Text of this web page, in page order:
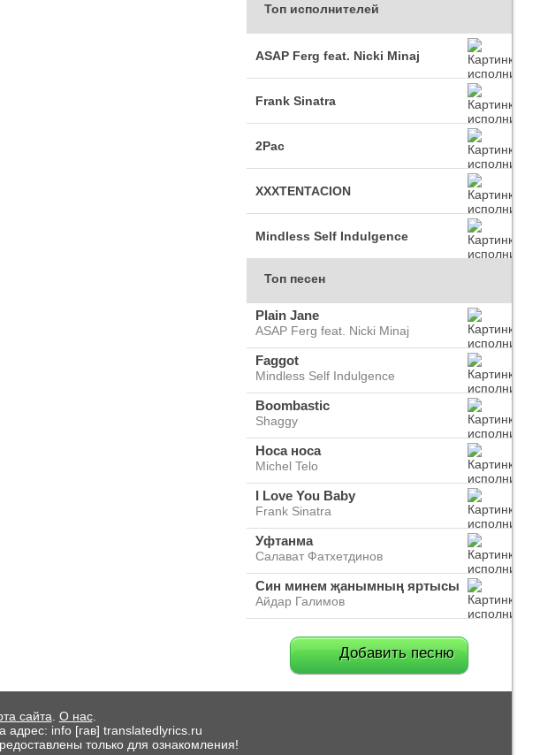
Топ исполнителей
ASAP Ferg feat. Nicki Minaj
Frank Sinatra
2Pac
XXXTENTACION
Mindless Self Indulgence
Топ песен
Plain Jane
ASAP Ferg feat. Nicki Minaj
Faggot
Mindless Self Indulgence
Boombastic
Shaggy
Носа носа
Michel Telo
I Love You Baby
Frank Sinatra
Уфтанма
Салават Фатхетдинов
Син минем җанымның яртысы
Айдар Галимов
Добавить песню
сайта О нас.
адрес: info [гав] translatedlyrics.ru
только для ознакомления!